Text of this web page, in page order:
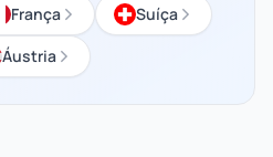
França
Suíça
Áustria